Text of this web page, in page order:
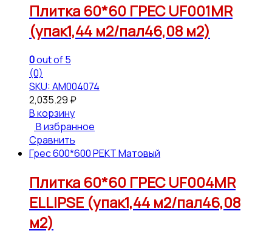
Плитка 60*60 ГРЕС UF001MR
(упак1,44 м2/пал46,08 м2)
0out of 5
(0)
SKU: АМ004074
2,035.29 ₽
В корзину
В избранное
Сравнить
Грес 600*600 РЕКТ Матовый
Плитка 60*60 ГРЕС UF004MR
ELLIPSE (упак1,44 м2/пал46,08
м2)